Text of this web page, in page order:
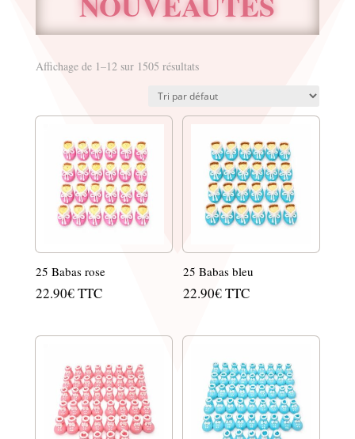
Affichage de 1–12 sur 1505 résultats
25 Babas rose
22.90€TTC
25 Babas bleu
22.90€TTC